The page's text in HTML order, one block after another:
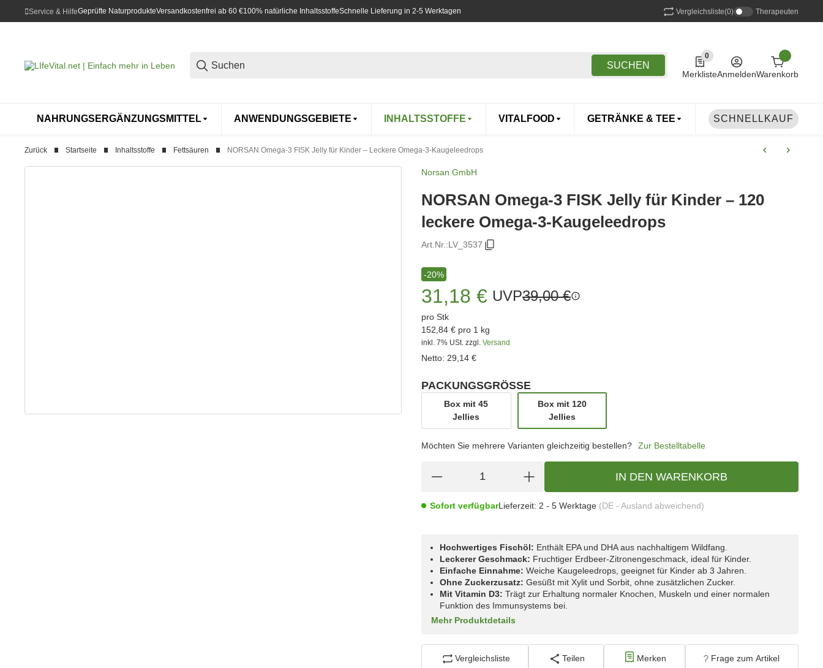
Service & HilfeGeprüfte NaturprodukteVersandkostenfrei ab 60 €100% natürliche InhaltsstoffeSchnelle Lieferung in 2-5 Werktagen Vergleichsliste(0) Therapeuten
SUCHEN
0
0 Produkte in der Liste
MerklisteAnmeldenWarenkorb
NAHRUNGSERGÄNZUNGSMITTEL ANWENDUNGSGEBIETE INHALTSSTOFFE VITALFOOD GETRÄNKE & TEE DROGERIE TIERE
SCHNELLKAUF
Zurück Startseite Inhaltsstoffe Fettsäuren NORSAN Omega-3 FISK Jelly für Kinder – Leckere Omega-3-Kaugeleedrops
Norsan GmbH
NORSAN Omega-3 FISK Jelly für Kinder – 120
leckere Omega-3-Kaugeleedrops
Art.Nr.:LV_3537
-20%
31,18 € UVP39,00 €
pro Stk
152,84 € pro 1 kg
inkl. 7% USt. zzgl. Versand
Netto: 29,14 €
PACKUNGSGRÖSSE
Box mit 45
JelliesBox mit 45 Jellies
Box mit 120
JelliesBox mit 120 Jellies
Möchten Sie mehrere Varianten gleichzeitig bestellen? Zur Bestelltabelle
IN DEN WARENKORB
Sofort verfügbarLieferzeit: 2 - 5 Werktage (DE - Ausland abweichend)
Hochwertiges Fischöl: Enthält EPA und DHA aus nachhaltigem Wildfang.
Leckerer Geschmack: Fruchtiger Erdbeer-Zitronengeschmack, ideal für Kinder.
Einfache Einnahme: Weiche Kaugeleedrops, geeignet für Kinder ab 3 Jahren.
Ohne Zuckerzusatz: Gesüßt mit Xylit und Sorbit, ohne zusätzlichen Zucker.
Mit Vitamin D3: Trägt zur Erhaltung normaler Knochen, Muskeln und einer normalen
Funktion des Immunsystems bei.
Mehr Produktdetails
Vergleichsliste Teilen Merken Frage zum Artikel